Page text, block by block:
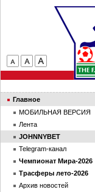
Главное
МОБИЛЬНАЯ ВЕРСИЯ
Лента
JOHNNYBET
Telegram-канал
Чемпионат Мира-2026
Трасферы лето-2026
Архив новостей